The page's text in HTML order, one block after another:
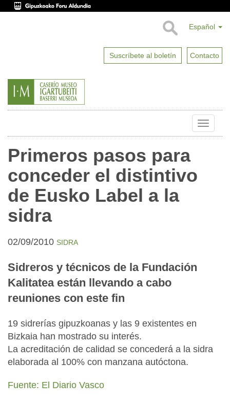
Español
Suscríbete al boletín Contacto
Toggle
Primeros pasos para
conceder el distintivo
de Eusko Label a la
sidra
02/09/2010 SIDRA
Sidreros y técnicos de la Fundación
Kalitatea están llevando a cabo
reuniones con este fin
19 sidrerías gipuzkoanas y las 9 existentes en
Bizkaia han mostrado su interés.
La acreditación de calidad se concederá a la sidra
elaborada al 100% con manzana autóctona.
Fuente: El Diario Vasco